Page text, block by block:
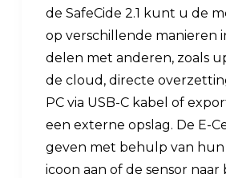
de SafeCide 2.1 kunt u de
op verschillende manieren
delen met anderen, zoals
de cloud, directe
PC via USB-C kabel of
een externe opslag. De E-
geven met behulp van
icoon aan of de sensor naar